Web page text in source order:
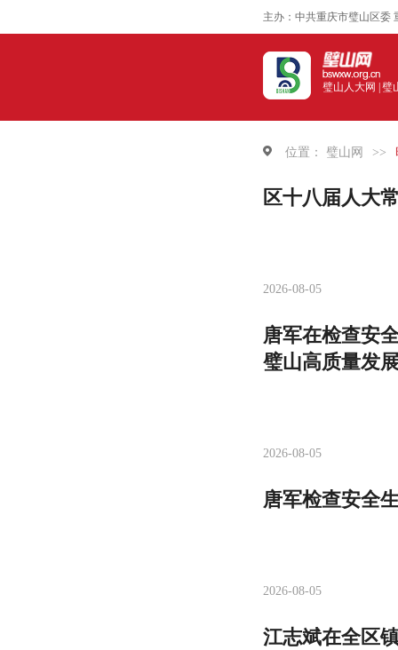
主办：中共重庆市璧山区委
璧山人大网 | 璧
位置： 璧山网 >>
区十八届人大
2026-08-05
唐军在检查安
璧山高质量发
2026-08-05
唐军检查安全
2026-08-05
江志斌在全区